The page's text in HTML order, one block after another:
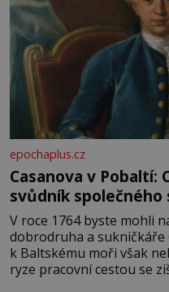
epochaplus.cz
Casanova v Pobaltí:
svůdník společného
V roce 1764 byste mohli
dobrodruha a sukničkáře
k Baltskému moři však
ryze pracovní cestou se